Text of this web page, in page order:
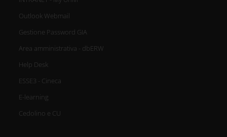
Outlook Webmail
Gestione Password GIA
Area amministrativa - dbERW
Help Desk
ESSE3 - Cineca
E-learning
Cedolino e CU